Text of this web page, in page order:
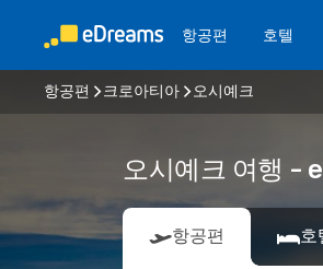
항공편 호텔
항공편 크로아티아 오시예크
오시예크 여행 -
항공편 호